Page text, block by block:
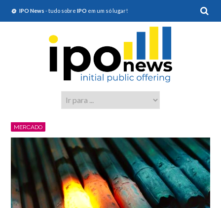
IPO News - tudo sobre IPO em um só lugar!
MERCADO